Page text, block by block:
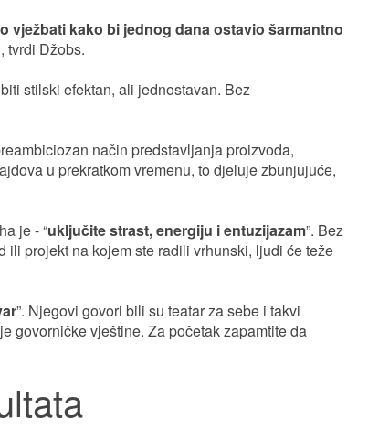
vježbati kako bi jednog dana ostavio šarmantno
tvrdi Džobs.
stilski efektan, ali jednostavan. Bez
način predstavljanja proizvoda,
u prekratkom vremenu, to djeluje zbunjujuće,
je - “uključite strast, energiju i entuzijazam”. Bez
projekt na kojem ste radili vrhunski, ljudi će teže
”. Njegovi govori bili su teatar za sebe i takvi
govorničke vještine. Za početak zapamtite da